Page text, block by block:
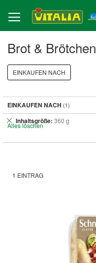
zum
Inhalt
Brot & Brötchen
1 EINTRAG
EINKAUFEN NACH
EINKAUFEN NACH
Inhaltsgröße 360 g
Dies
entfernen
Alles löschen